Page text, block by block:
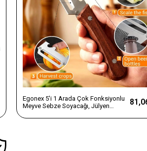
Egonex 5'i 1 Arada Çok Fonksiyonlu
Meyve Sebze Soyacağı, Jülyen
Saplı Paslanmaz Çelik